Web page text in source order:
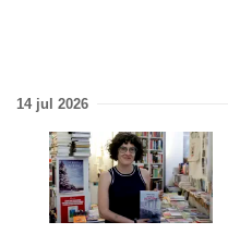
14 jul 2026